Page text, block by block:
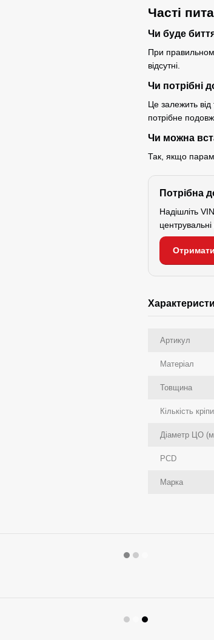
Часті
Чи буде
При
відсутні.
Чи потрібні
Це залежить від
потрібне
Чи можна
Так, якщо
Потрібна
Надішліть
Артикул
Матеріал
Товщина
Кількість
Діаметр ЦО
PCD
Марка